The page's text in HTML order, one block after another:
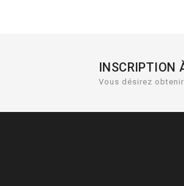
INSCRIPTION
Vous désirez